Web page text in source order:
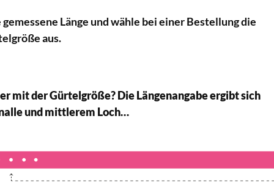
Länge und wähle bei einer Bestellung die
aus.
mit der Gürtelgröße? Die Längenangabe ergibt sich
und mittlerem Loch…